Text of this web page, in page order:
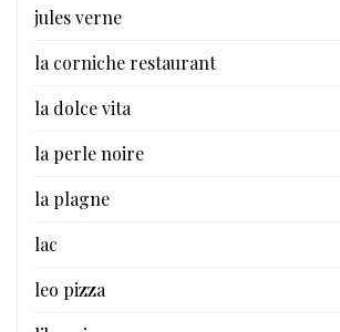
jules verne
la corniche restaurant
la dolce vita
la perle noire
la plagne
lac
leo pizza